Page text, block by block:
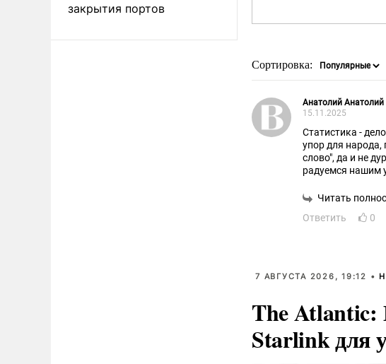
закрытия портов
Сортировка:
Анатолий Анатолий
15.11.2025
Статистика -
упор для народа,
слово", да и не
радуемся нашим
Читать
Ответить
0
7 АВГУСТА 2026, 19:12 •
The Atlantic:
Starlink для